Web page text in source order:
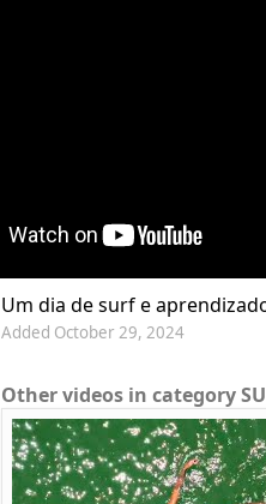
Um dia de surf e
Added October 29, 2024
Other videos in category